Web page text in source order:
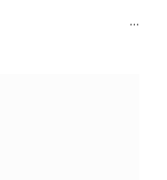
…